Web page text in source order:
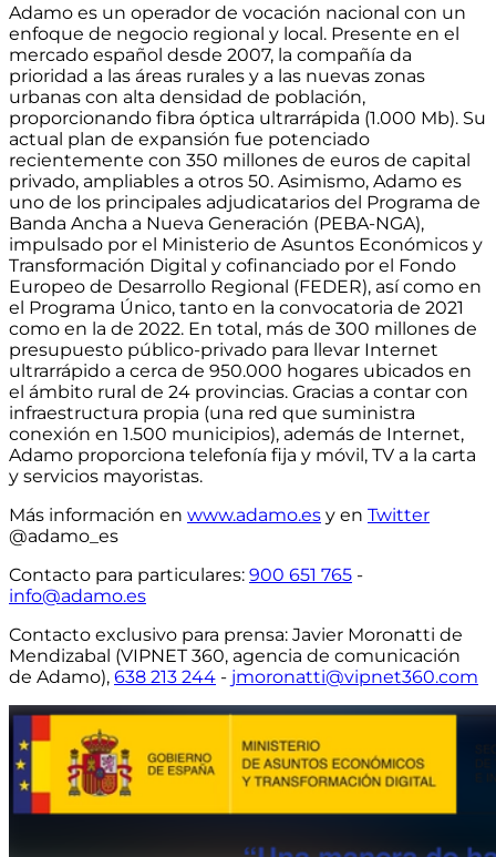
Adamo es un operador de vocación nacional con un
enfoque de negocio regional y local. Presente en el
mercado español desde 2007, la compañía da
prioridad a las áreas rurales y a las nuevas zonas
urbanas con alta densidad de población,
proporcionando fibra óptica ultrarrápida (1.000 Mb). Su
actual plan de expansión fue potenciado
recientemente con 350 millones de euros de capital
privado, ampliables a otros 50. Asimismo, Adamo es
uno de los principales adjudicatarios del Programa de
Banda Ancha a Nueva Generación (PEBA-NGA),
impulsado por el Ministerio de Asuntos Económicos y
Transformación Digital y cofinanciado por el Fondo
Europeo de Desarrollo Regional (FEDER), así como en
el Programa Único, tanto en la convocatoria de 2021
como en la de 2022. En total, más de 300 millones de
presupuesto público-privado para llevar Internet
ultrarrápido a cerca de 950.000 hogares ubicados en
el ámbito rural de 24 provincias. Gracias a contar con
infraestructura propia (una red que suministra
conexión en 1.500 municipios), además de Internet,
Adamo proporciona telefonía fija y móvil, TV a la carta
y servicios mayoristas.
Más información en www.adamo.es y en Twitter
@adamo_es
Contacto para particulares: 900 651 765 -
info@adamo.es
Contacto exclusivo para prensa: Javier Moronatti de
Mendizabal (VIPNET 360, agencia de comunicación
de Adamo), 638 213 244 - jmoronatti@vipnet360.com